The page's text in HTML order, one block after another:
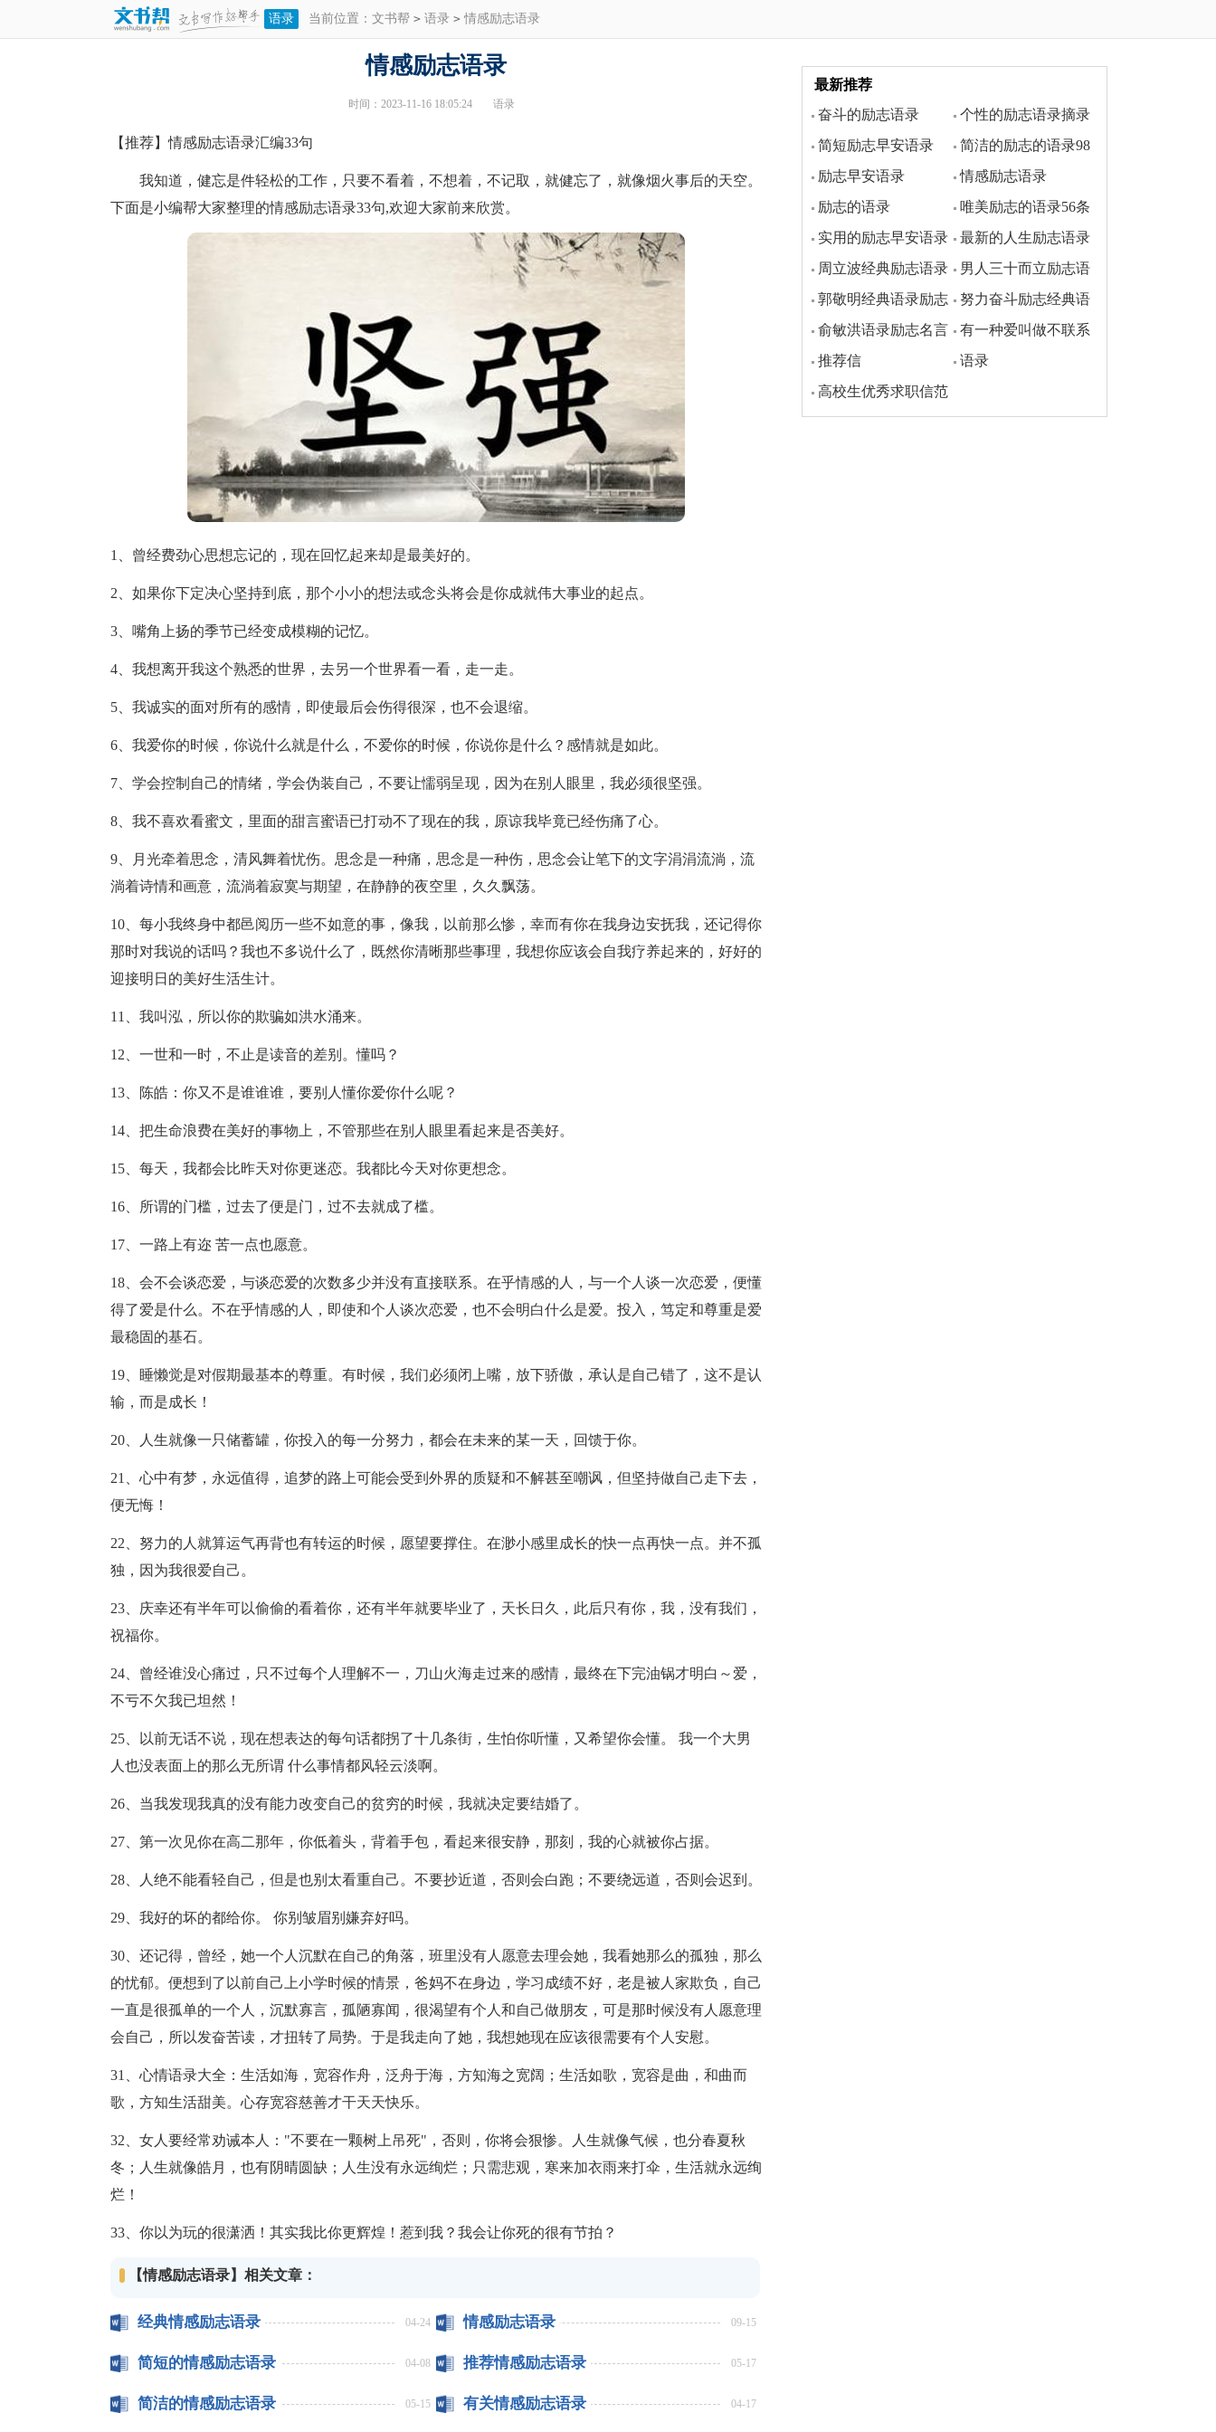
语录 当前位置： 文书帮 > 语录 > 情感励志语录
情感励志语录
时间：2023-11-16 18:05:24 语录
【推荐】情感励志语录汇编33句
我知道，健忘是件轻松的工作，只要不看着，不想着，不记取，就健忘了，就像烟火事后的天空。
下面是小编帮大家整理的情感励志语录33句,欢迎大家前来欣赏。
1、曾经费劲心思想忘记的，现在回忆起来却是最美好的。
2、如果你下定决心坚持到底，那个小小的想法或念头将会是你成就伟大事业的起点。
3、嘴角上扬的季节已经变成模糊的记忆。
4、我想离开我这个熟悉的世界，去另一个世界看一看，走一走。
5、我诚实的面对所有的感情，即使最后会伤得很深，也不会退缩。
6、我爱你的时候，你说什么就是什么，不爱你的时候，你说你是什么？感情就是如此。
7、学会控制自己的情绪，学会伪装自己，不要让懦弱呈现，因为在别人眼里，我必须很坚强。
8、我不喜欢看蜜文，里面的甜言蜜语已打动不了现在的我，原谅我毕竟已经伤痛了心。
9、月光牵着思念，清风舞着忧伤。思念是一种痛，思念是一种伤，思念会让笔下的文字涓涓流淌，流
淌着诗情和画意，流淌着寂寞与期望，在静静的夜空里，久久飘荡。
10、每小我终身中都邑阅历一些不如意的事，像我，以前那么惨，幸而有你在我身边安抚我，还记得你
那时对我说的话吗？我也不多说什么了，既然你清晰那些事理，我想你应该会自我疗养起来的，好好的
迎接明日的美好生活生计。
11、我叫泓，所以你的欺骗如洪水涌来。
12、一世和一时，不止是读音的差别。懂吗？
13、陈皓：你又不是谁谁谁，要别人懂你爱你什么呢？
14、把生命浪费在美好的事物上，不管那些在别人眼里看起来是否美好。
15、每天，我都会比昨天对你更迷恋。我都比今天对你更想念。
16、所谓的门槛，过去了便是门，过不去就成了槛。
17、一路上有迩 苦一点也愿意。
18、会不会谈恋爱，与谈恋爱的次数多少并没有直接联系。在乎情感的人，与一个人谈一次恋爱，便懂
得了爱是什么。不在乎情感的人，即使和个人谈次恋爱，也不会明白什么是爱。投入，笃定和尊重是爱
最稳固的基石。
19、睡懒觉是对假期最基本的尊重。有时候，我们必须闭上嘴，放下骄傲，承认是自己错了，这不是认
输，而是成长！
20、人生就像一只储蓄罐，你投入的每一分努力，都会在未来的某一天，回馈于你。
21、心中有梦，永远值得，追梦的路上可能会受到外界的质疑和不解甚至嘲讽，但坚持做自己走下去，
便无悔！
22、努力的人就算运气再背也有转运的时候，愿望要撑住。在渺小感里成长的快一点再快一点。并不孤
独，因为我很爱自己。
23、庆幸还有半年可以偷偷的看着你，还有半年就要毕业了，天长日久，此后只有你，我，没有我们，
祝福你。
24、曾经谁没心痛过，只不过每个人理解不一，刀山火海走过来的感情，最终在下完油锅才明白～爱，
不亏不欠我已坦然！
25、以前无话不说，现在想表达的每句话都拐了十几条街，生怕你听懂，又希望你会懂。 我一个大男
人也没表面上的那么无所谓 什么事情都风轻云淡啊。
26、当我发现我真的没有能力改变自己的贫穷的时候，我就决定要结婚了。
27、第一次见你在高二那年，你低着头，背着手包，看起来很安静，那刻，我的心就被你占据。
28、人绝不能看轻自己，但是也别太看重自己。不要抄近道，否则会白跑；不要绕远道，否则会迟到。
29、我好的坏的都给你。 你别皱眉别嫌弃好吗。
30、还记得，曾经，她一个人沉默在自己的角落，班里没有人愿意去理会她，我看她那么的孤独，那么
的忧郁。便想到了以前自己上小学时候的情景，爸妈不在身边，学习成绩不好，老是被人家欺负，自己
一直是很孤单的一个人，沉默寡言，孤陋寡闻，很渴望有个人和自己做朋友，可是那时候没有人愿意理
会自己，所以发奋苦读，才扭转了局势。于是我走向了她，我想她现在应该很需要有个人安慰。
31、心情语录大全：生活如海，宽容作舟，泛舟于海，方知海之宽阔；生活如歌，宽容是曲，和曲而
歌，方知生活甜美。心存宽容慈善才干天天快乐。
32、女人要经常劝诫本人："不要在一颗树上吊死"，否则，你将会狠惨。人生就像气候，也分春夏秋
冬；人生就像皓月，也有阴晴圆缺；人生没有永远绚烂；只需悲观，寒来加衣雨来打伞，生活就永远绚
烂！
33、你以为玩的很潇洒！其实我比你更辉煌！惹到我？我会让你死的很有节拍？
【情感励志语录】相关文章：
经典情感励志语录 04-24 情感励志语录 09-15
简短的情感励志语录 04-08 推荐情感励志语录 05-17
简洁的情感励志语录 05-15 有关情感励志语录 04-17
最新推荐
奋斗的励志语录
个性的励志语录摘录
75条
简短励志早安语录 简洁的励志的语录98
条
励志早安语录
情感励志语录
励志的语录
唯美励志的语录56条
实用的励志早安语录
41条
最新的人生励志语录
周立波经典励志语录
男人三十而立励志语
录
郭敬明经典语录励志 努力奋斗励志经典语
录
俞敏洪语录励志名言 有一种爱叫做不联系
的励志语录
推荐信
语录
高校生优秀求职信范